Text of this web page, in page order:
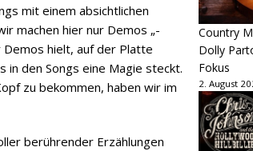
mit einem absichtlichen
machen hier nur Demos „-
hielt, auf der Platte
in den Songs eine Magie steckt.
zu bekommen, haben wir im
berührender Erzählungen
Country
Dolly
Fokus
2. August